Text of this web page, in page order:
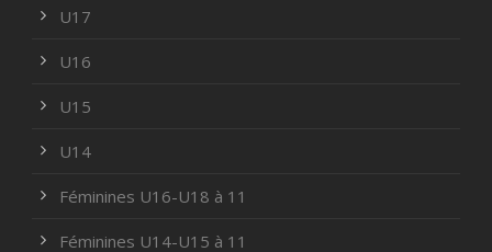
U17
U16
U15
U14
Féminines U16-U18 à 11
Féminines U14-U15 à 11